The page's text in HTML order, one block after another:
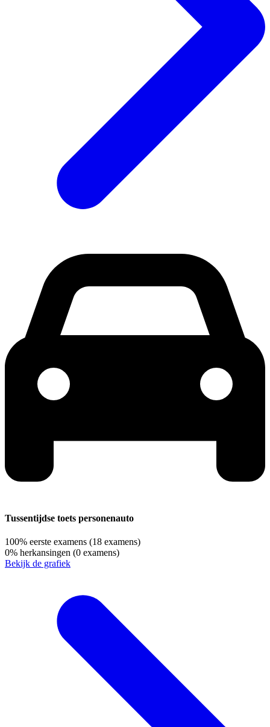
Tussentijdse toets personenauto
100% eerste examens (18 examens)
0% herkansingen (0 examens)
Bekijk de grafiek